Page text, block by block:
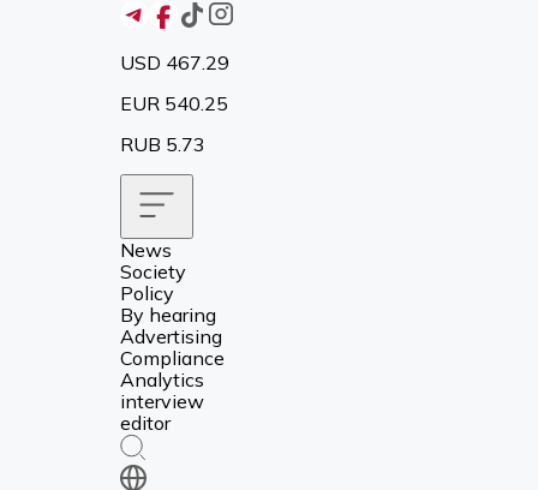
USD 467.29
EUR 540.25
RUB 5.73
News
Society
Policy
By hearing
Advertising
Compliance
Analytics
interview
editor